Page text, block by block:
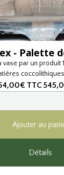
- Palette
vase par un produit
TTC
Ajouter au
Détails